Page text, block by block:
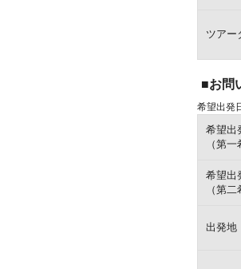
ツアー
■お問
希望出発
希望出
（第一
希望出
（第二
出発地